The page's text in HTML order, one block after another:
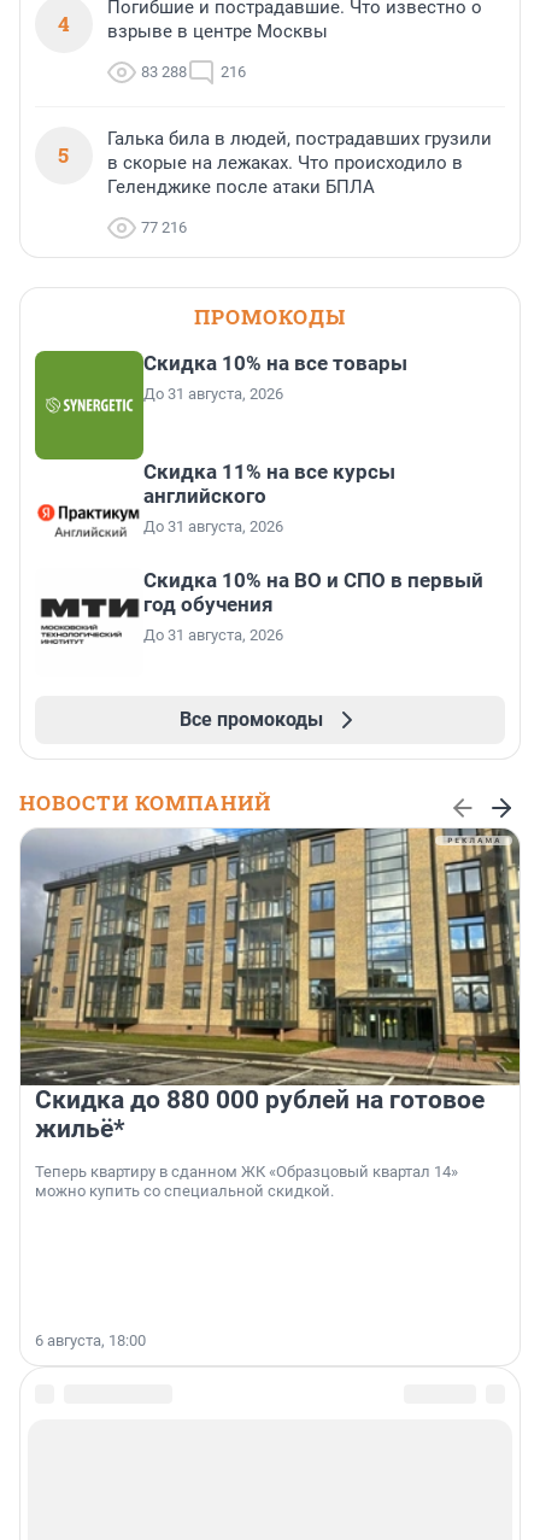
4
Погибшие и пострадавшие. Что известно о
взрыве в центре Москвы
83 288 216
5
Галька била в людей, пострадавших грузили
в скорые на лежаках. Что происходило в
Геленджике после атаки БПЛА
77 216
ПРОМОКОДЫ
Скидка 10% на все товары
До 31 августа, 2026
Скидка 11% на все курсы
английского
До 31 августа, 2026
Скидка 10% на ВО и СПО в первый
год обучения
До 31 августа, 2026
Все промокоды
НОВОСТИ КОМПАНИЙ
Скидка до 880 000 рублей на готовое
жильё*
Теперь квартиру в сданном ЖК «Образцовый квартал 14»
можно купить со специальной скидкой.
6 августа, 18:00